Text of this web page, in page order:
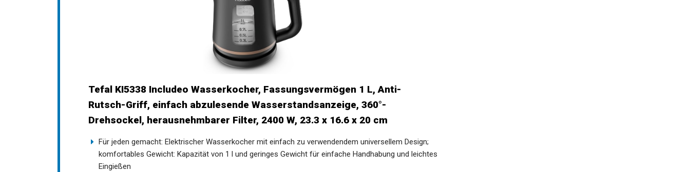
Tefal KI5338 Includeo Wasserkocher, Fassungsvermögen 1 L, Anti-
Rutsch-Griff, einfach abzulesende Wasserstandsanzeige, 360°-
Drehsockel, herausnehmbarer Filter, 2400 W, 23.3 x 16.6 x 20 cm
Für jeden gemacht: Elektrischer Wasserkocher mit einfach zu verwendendem universellem Design;
komfortables Gewicht: Kapazität von 1 l und geringes Gewicht für einfache Handhabung und leichtes
Eingießen